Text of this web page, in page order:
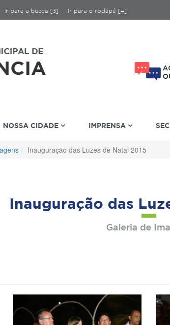
Ir para a busca [3] Ir para o rodapé [4]
NOSSA CIDADE IMPRENSA
Inauguração das Luzes de Natal 2015
Inauguração das
Galeria de